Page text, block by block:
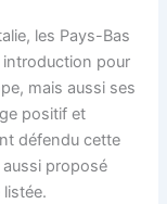
les Pays-Bas
introduction pour
mais aussi ses
positif et
défendu cette
proposé